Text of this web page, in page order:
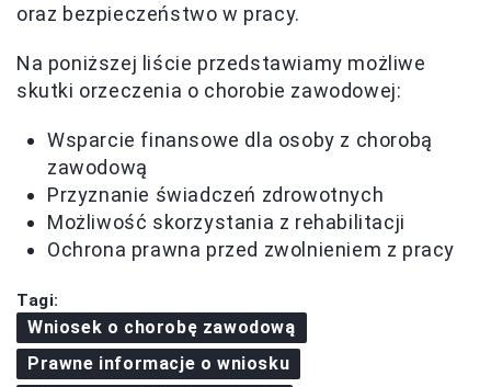
oraz bezpieczeństwo w pracy.
Na poniższej liście przedstawiamy możliwe
skutki orzeczenia o chorobie zawodowej:
Wsparcie finansowe dla osoby z chorobą
zawodową
Przyznanie świadczeń zdrowotnych
Możliwość skorzystania z rehabilitacji
Ochrona prawna przed zwolnieniem z pracy
Tagi:
Wniosek o chorobę zawodową
Prawne informacje o wniosku